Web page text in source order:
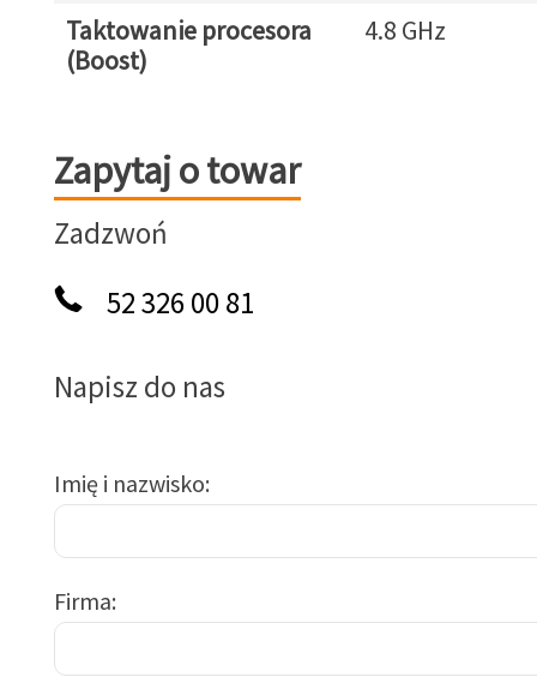
Taktowanie procesora
(Boost)
4.8 GHz
Zapytaj o towar
Zapytaj o towar
Zadzwoń
52 326 00 81
Napisz do nas
Imię i nazwisko
Firma